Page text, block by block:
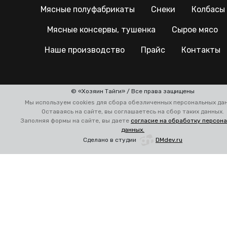
Мясные полуфабрикаты Снеки Колбасы
Мясные консервы, тушенка Сырое мясо
Наше производство Прайс Контакты
© «Хозяин Тайги» / Все права защищены
Мы используем cookies для сбора обезличенных персональных
Оставаясь на сайте, вы соглашаетесь на сбор таких данных.
Заполняя формы на сайте, вы даете согласие на обработку
данных.
Сделано в студии
DMdev.ru